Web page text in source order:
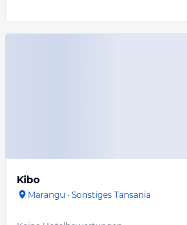
Kibo
Marangu · Sonstiges Tansania